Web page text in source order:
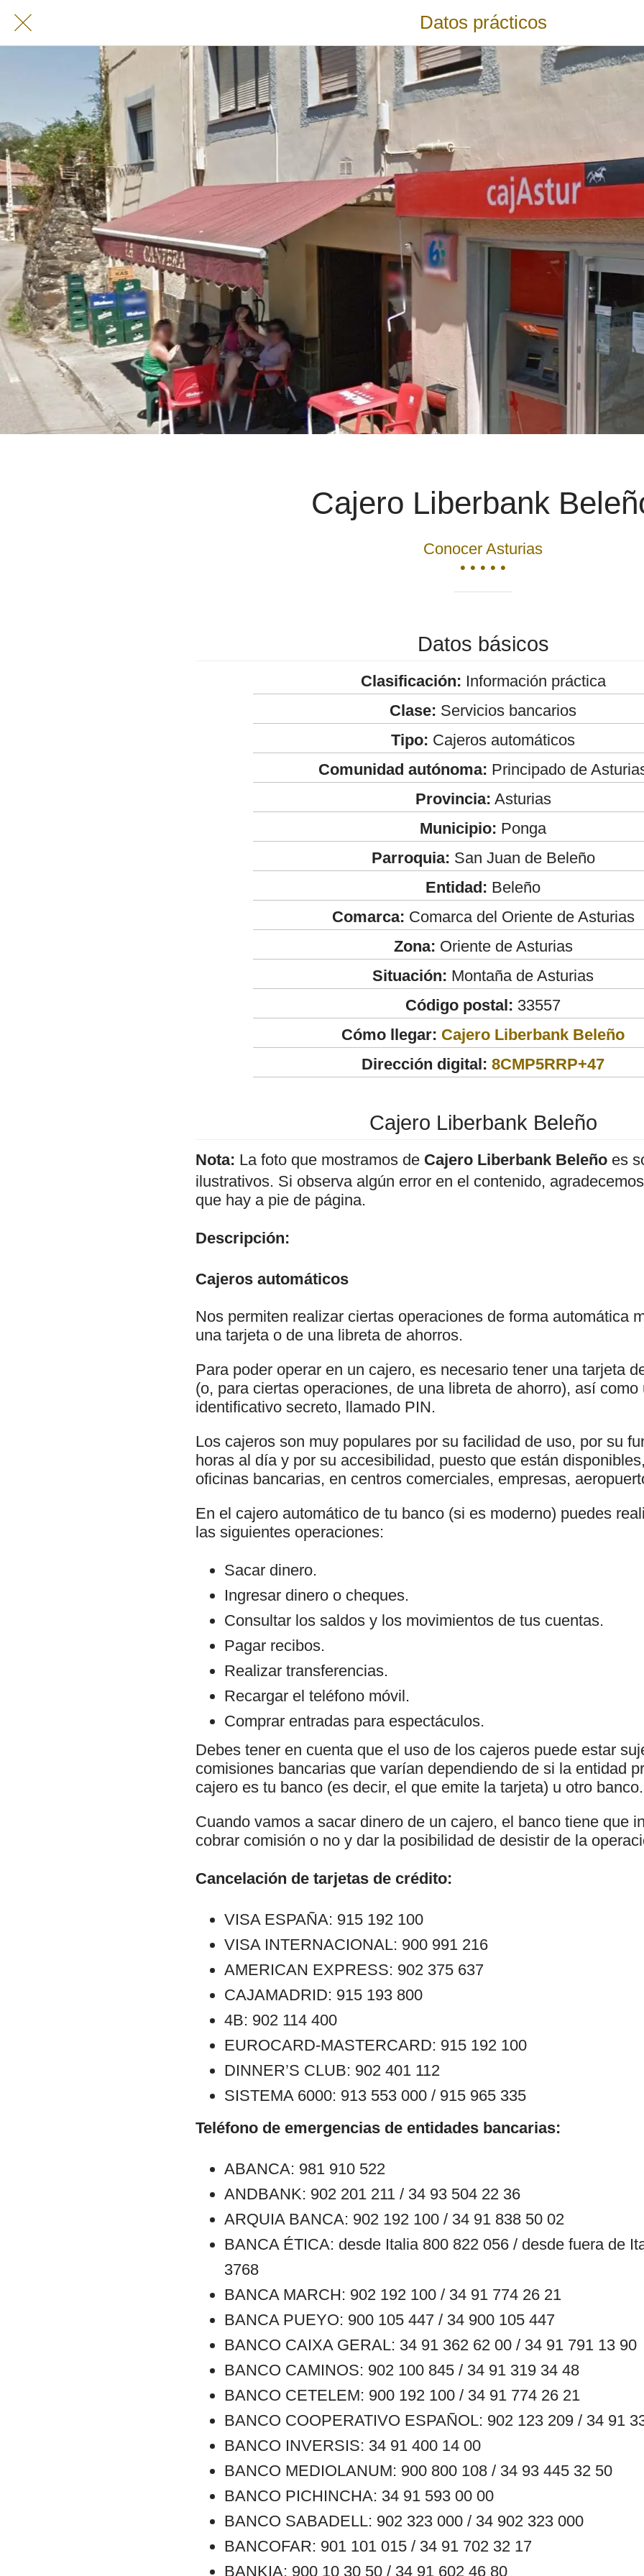
Datos prácticos
Cajero Liberbank
Conocer Asturias
• • • • •
Datos básicos
Clasificación: Información práctica
Clase: Servicios bancarios
Tipo: Cajeros automáticos
Comunidad autónoma: Principado de
Provincia: Asturias
Municipio: Ponga
Parroquia: San Juan de Beleño
Entidad: Beleño
Comarca: Comarca del Oriente de Asturias
Zona: Oriente de Asturias
Situación: Montaña de Asturias
Código postal: 33557
Cómo llegar: Cajero Liberbank Beleño
Dirección digital: 8CMP5RRP+47
Cajero Liberbank Beleño
Nota: La foto que mostramos de Cajero Liberbank Beleño es
ilustrativos. Si observa algún error en el contenido,
que hay a pie de página.
Descripción:
Cajeros automáticos
Nos permiten realizar ciertas operaciones de forma automática
una tarjeta o de una libreta de ahorros.
Para poder operar en un cajero, es necesario tener una tarjeta
(o, para ciertas operaciones, de una libreta de ahorro), así como
identificativo secreto, llamado PIN.
Los cajeros son muy populares por su facilidad de uso, por su
horas al día y por su accesibilidad, puesto que están
oficinas bancarias, en centros comerciales, empresas,
En el cajero automático de tu banco (si es moderno) puedes
las siguientes operaciones:
Sacar dinero.
Ingresar dinero o cheques.
Consultar los saldos y los movimientos de tus cuentas.
Pagar recibos.
Realizar transferencias.
Recargar el teléfono móvil.
Comprar entradas para espectáculos.
Debes tener en cuenta que el uso de los cajeros puede estar
comisiones bancarias que varían dependiendo de si la entidad
cajero es tu banco (es decir, el que emite la tarjeta) u otro banco.
Cuando vamos a sacar dinero de un cajero, el banco tiene que
cobrar comisión o no y dar la posibilidad de desistir de la
Cancelación de tarjetas de crédito:
VISA ESPAÑA: 915 192 100
VISA INTERNACIONAL: 900 991 216
AMERICAN EXPRESS: 902 375 637
CAJAMADRID: 915 193 800
4B: 902 114 400
EUROCARD-MASTERCARD: 915 192 100
DINNER’S CLUB: 902 401 112
SISTEMA 6000: 913 553 000 / 915 965 335
Teléfono de emergencias de entidades bancarias:
ABANCA: 981 910 522
ANDBANK: 902 201 211 / 34 93 504 22 36
ARQUIA BANCA: 902 192 100 / 34 91 838 50 02
BANCA ÉTICA: desde Italia 800 822 056 / desde fuera de
3768
BANCA MARCH: 902 192 100 / 34 91 774 26 21
BANCA PUEYO: 900 105 447 / 34 900 105 447
BANCO CAIXA GERAL: 34 91 362 62 00 / 34 91 791 13 90
BANCO CAMINOS: 902 100 845 / 34 91 319 34 48
BANCO CETELEM: 900 192 100 / 34 91 774 26 21
BANCO COOPERATIVO ESPAÑOL: 902 123 209 / 34 91
BANCO INVERSIS: 34 91 400 14 00
BANCO MEDIOLANUM: 900 800 108 / 34 93 445 32 50
BANCO PICHINCHA: 34 91 593 00 00
BANCO SABADELL: 902 323 000 / 34 902 323 000
BANCOFAR: 901 101 015 / 34 91 702 32 17
BANKIA: 900 10 30 50 / 34 91 602 46 80